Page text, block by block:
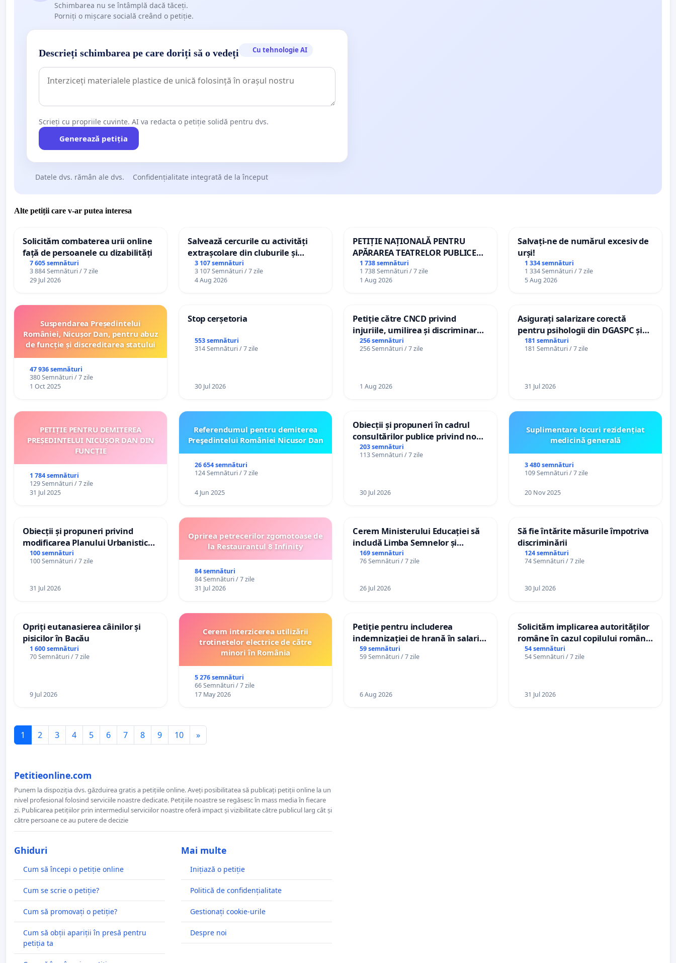
Schimbarea nu se întâmplă dacă tăceți.
Porniți o mișcare socială creând o petiție.
Descrieți schimbarea pe care doriți să o vedeți Cu tehnologie AI
Scrieți cu propriile cuvinte. AI va redacta o petiție solidă pentru dvs.
Generează petiția
Datele dvs. rămân ale dvs. Confidențialitate integrată de la început
Alte petiții care v-ar putea interesa
Solicităm combaterea urii online
față de persoanele cu dizabilități
7 605 semnături
3 884 Semnături / 7 zile
29 Jul 2026
Salvează cercurile cu activități
extrașcolare din cluburile și
palatele copiilor
3 107 semnături
3 107 Semnături / 7 zile
4 Aug 2026
PETIȚIE NAȚIONALĂ PENTRU
APĂRAREA TEATRELOR PUBLICE
DE REPERTORIU DIN ROMÂNIA
1 738 semnături
1 738 Semnături / 7 zile
1 Aug 2026
Salvați-ne de numărul excesiv de
urși!
1 334 semnături
1 334 Semnături / 7 zile
5 Aug 2026
Suspendarea Președintelui
României, Nicușor Dan, pentru abuz
de funcție și discreditarea statului
47 936 semnături
380 Semnături / 7 zile
1 Oct 2025
Stop cerșetoria
553 semnături
314 Semnături / 7 zile
30 Jul 2026
Petiție către CNCD privind
injuriile, umilirea și discriminarea
persoanelor cu dizabilități de
către utilizatorul TikTok „Gorici”
256 semnături
256 Semnături / 7 zile
1 Aug 2026
Asigurați salarizare corectă
pentru psihologii din DGASPC și
spitale
181 semnături
181 Semnături / 7 zile
31 Jul 2026
PETIȚIE PENTRU DEMITEREA
PREȘEDINTELUI NICUȘOR DAN DIN
FUNCȚIE
1 784 semnături
129 Semnături / 7 zile
31 Jul 2025
Referendumul pentru demiterea
Preşedintelui României Nicusor Dan
26 654 semnături
124 Semnături / 7 zile
4 Jun 2025
Obiecții și propuneri în cadrul
consultărilor publice privind noul
Plan Urbanistic General (PUG)
Ialoveni
203 semnături
113 Semnături / 7 zile
30 Jul 2026
Suplimentare locuri rezidențiat
medicină generală
3 480 semnături
109 Semnături / 7 zile
20 Nov 2025
Obiecții și propuneri privind
modificarea Planului Urbanistic
General al orașului Ialoveni
100 semnături
100 Semnături / 7 zile
31 Jul 2026
Oprirea petrecerilor zgomotoase de
la Restaurantul 8 Infinity
84 semnături
84 Semnături / 7 zile
31 Jul 2026
Cerem Ministerului Educației să
includă Limba Semnelor și
alfabetul Braille în școlile din
Republica Moldova!
169 semnături
76 Semnături / 7 zile
26 Jul 2026
Să fie întărite măsurile împotriva
discriminării
124 semnături
74 Semnături / 7 zile
30 Jul 2026
Opriți eutanasierea câinilor și
pisicilor în Bacău
1 600 semnături
70 Semnături / 7 zile
9 Jul 2026
Cerem interzicerea utilizării
trotinetelor electrice de către
minori în România
5 276 semnături
66 Semnături / 7 zile
17 May 2026
Petiție pentru includerea
indemnizației de hrană în salariul
de bază și protejarea gradațiilor
de vechime pentru asistenții
59 semnături
59 Semnături / 7 zile
6 Aug 2026
Solicităm implicarea autorităților
române în cazul copilului român
Wiliam Kristian Gheorghe, aflat în
plasament în Danemarca de 12
54 semnături
54 Semnături / 7 zile
31 Jul 2026
1 2 3 4 5 6 7 8 9 10 »
Petitieonline.com
Punem la dispoziția dvs. găzduirea gratis a petițiile online. Aveți posibilitatea să publicați petiții online la un
nivel profesional folosind serviciile noastre dedicate. Petițiile noastre se regăsesc în mass media în fiecare
zi. Publicarea petițiilor prin intermediul serviciilor noastre oferă impact și vizibilitate către publicul larg cât și
către persoane ce au putere de decizie
Ghiduri
Cum să începi o petiție online
Cum se scrie o petiție?
Cum să promovați o petiție?
Cum să obții apariții în presă pentru
petiția ta
Mai multe
Inițiază o petiție
Politică de confidențialitate
Gestionați cookie-urile
Despre noi